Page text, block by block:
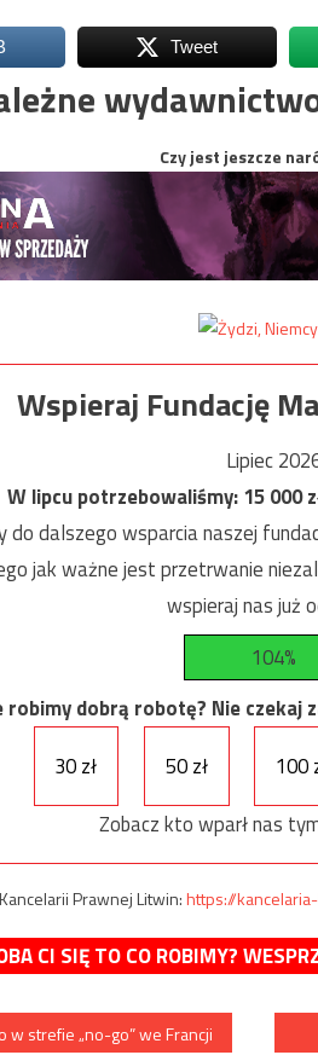
Tweet
Czy jest jeszcze
Wspieraj Fundację
Lipiec
W lipcu potrzebowaliśmy:15 000
do dalszego wsparcia naszej
jak ważne jest przetrwanie
wspieraj nas już
104%
robimy dobrą robotę? Nie czekaj
30 zł
50 zł 100
Zobacz kto wparł nas
Prawnej Litwin:https://
CI SIĘ TO CO ROBIMY?
strefie „no-go” we Francji